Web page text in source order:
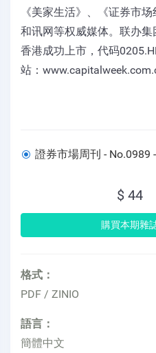
《美家生活》、《证券市
和讯网等权威媒体。联办
香港成功上市，代码
站：
證券市場周刊 - No.0989
$ 44
格式：
PDF / ZINIO
語言：
簡體中文